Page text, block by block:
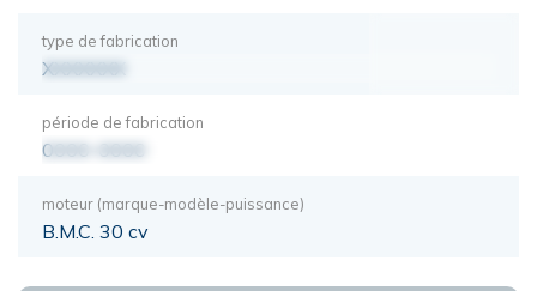
type de fabrication
XXXXXXX
période de fabrication
0000-0000
moteur (marque-modèle-puissance)
B.M.C. 30 cv